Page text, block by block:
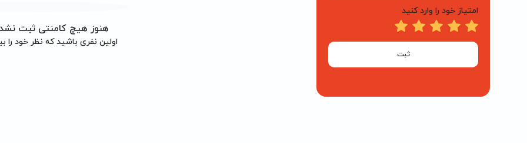
امتیاز خود را وارد کنید
ثبت
هنوز هیچ کامنتی ثبت
اولین نفری باشید که نظر خود را